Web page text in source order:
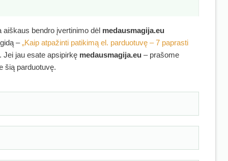
aiškaus bendro įvertinimo dėl medausmagija.eu
–„Kaip atpažinti patikimą el. parduotuvę – 7 paprasti
. Jei jau esate apsipirkę medausmagija.eu – prašome
šią parduotuvę.